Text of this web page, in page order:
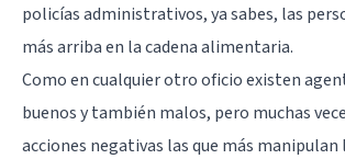
policías administrativos, ya sabes, las
más arriba en la cadena alimentaria.
Como en cualquier otro oficio existen
buenos y también malos, pero muchas
acciones negativas las que más manipulan